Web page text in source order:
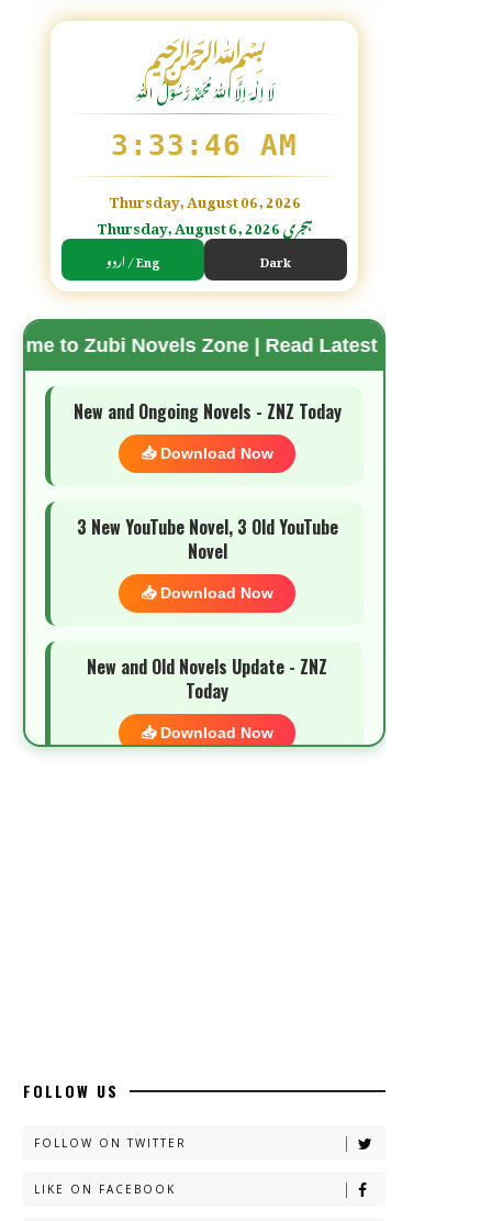
﷽
لَا اِلٰهَ اِلَّا اللّٰہُ مُحَمَّدٌ رَّسُوْلُ اللّٰہِ
3:33:47 AM
Thursday, August 06, 2026
Thursday, August 6, 2026 ہجری
اردو / Eng Dark
🌗 Mode
Novels Zone | Read Latest Romantic Urdu
New and Ongoing Novels - ZNZ Today
📥 Download Now
3 New YouTube Novel, 3 Old YouTube
Novel
📥 Download Now
New and Old Novels Update - ZNZ
Today
📥 Download Now
Latest YouTube Urdu Novels - ZNZ
FOLLOW US
FOLLOW ON TWITTER
LIKE ON FACEBOOK